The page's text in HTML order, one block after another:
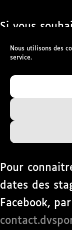
Nous utilisons des
service.
Si vous
les
d’une
type auto-
vous. Vous
nos
copilotage
Pour
dates des
Facebook,